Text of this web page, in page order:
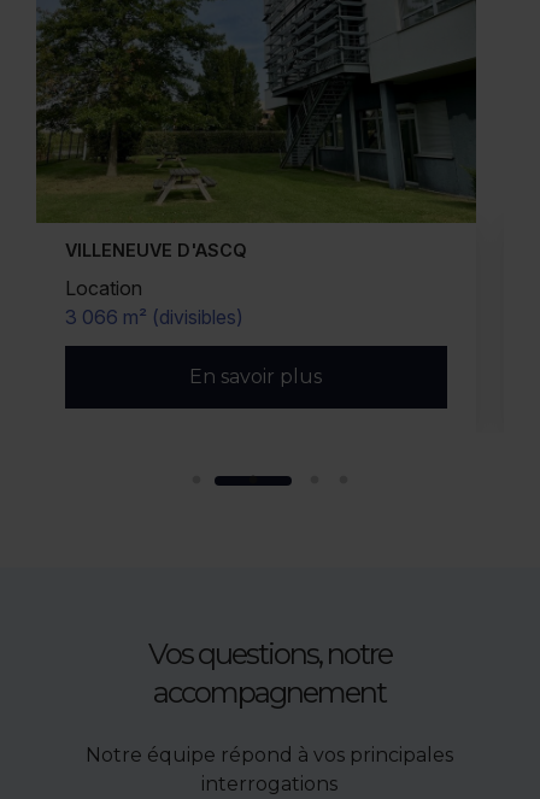
ROUBAIX
6 500 m² (divisibles)
En savoir plus
Vos questions, notre
accompagnement
Notre équipe répond à vos principales
interrogations